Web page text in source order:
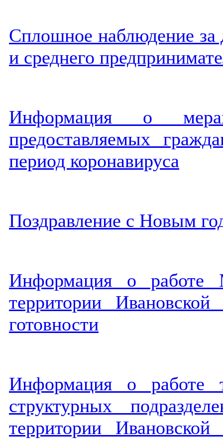
Сплошное наблюдение за
и среднего
Информация о
предоставляемых
период коронавируса
Поздравление с Новым
Информация о
территории
готовности
Информация о работе
структурных
территории